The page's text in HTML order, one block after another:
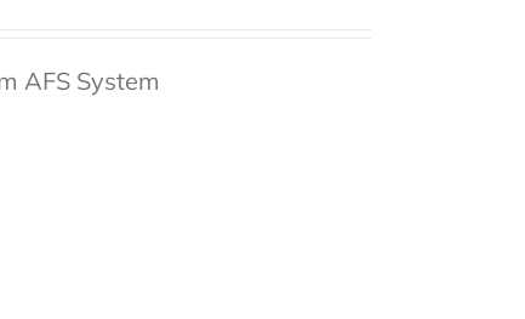
AFS System